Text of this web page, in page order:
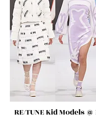
RE/TUNE Kid Models